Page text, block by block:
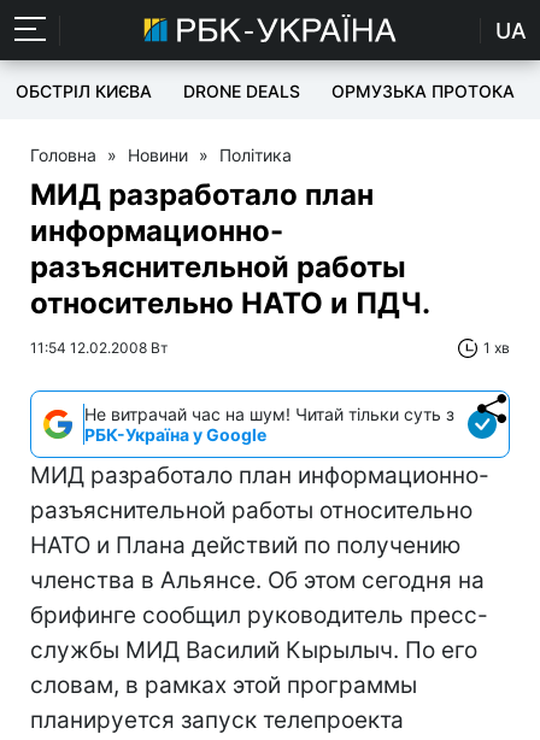
UA
ОБСТРІЛ КИЄВА DRONE DEALS ОРМУЗЬКА ПРОТОКА
Головна » Новини » Політика
МИД разработало план
информационно-
разъяснительной работы
относительно НАТО и ПДЧ.
11:54 12.02.2008 Вт 1 хв
Не витрачай час на шум! Читай тільки суть з
РБК-Україна у Google
МИД разработало план информационно-
разъяснительной работы относительно
НАТО и Плана действий по получению
членства в Альянсе. Об этом сегодня на
брифинге сообщил руководитель пресс-
службы МИД Василий Кырылыч. По его
словам, в рамках этой программы
планируется запуск телепроекта